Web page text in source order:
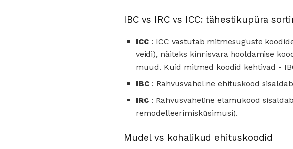
IBC vs IRC vs ICC: tähestikupüra
ICC : ICC vastutab mitmesuguste
veidi), näiteks kinnisvara hooldamise
muud. Kuid mitmed koodid kehtivad -
IBC : Rahvusvaheline ehituskood
IRC : Rahvusvaheline elamukood
remodelleerimisküsimusi).
Mudel vs kohalikud ehituskoodid